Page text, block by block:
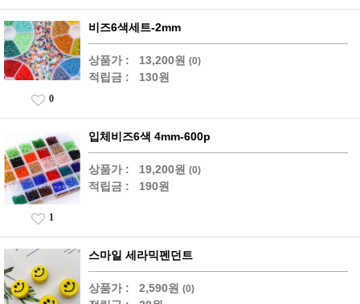
비즈6색세트-2mm
상품가 : 13,200원 (0)
적립금 : 130원
0
입체비즈6색 4mm-600p
상품가 : 19,200원 (0)
적립금 : 190원
1
스마일 세라믹펜던트
상품가 : 2,590원 (0)